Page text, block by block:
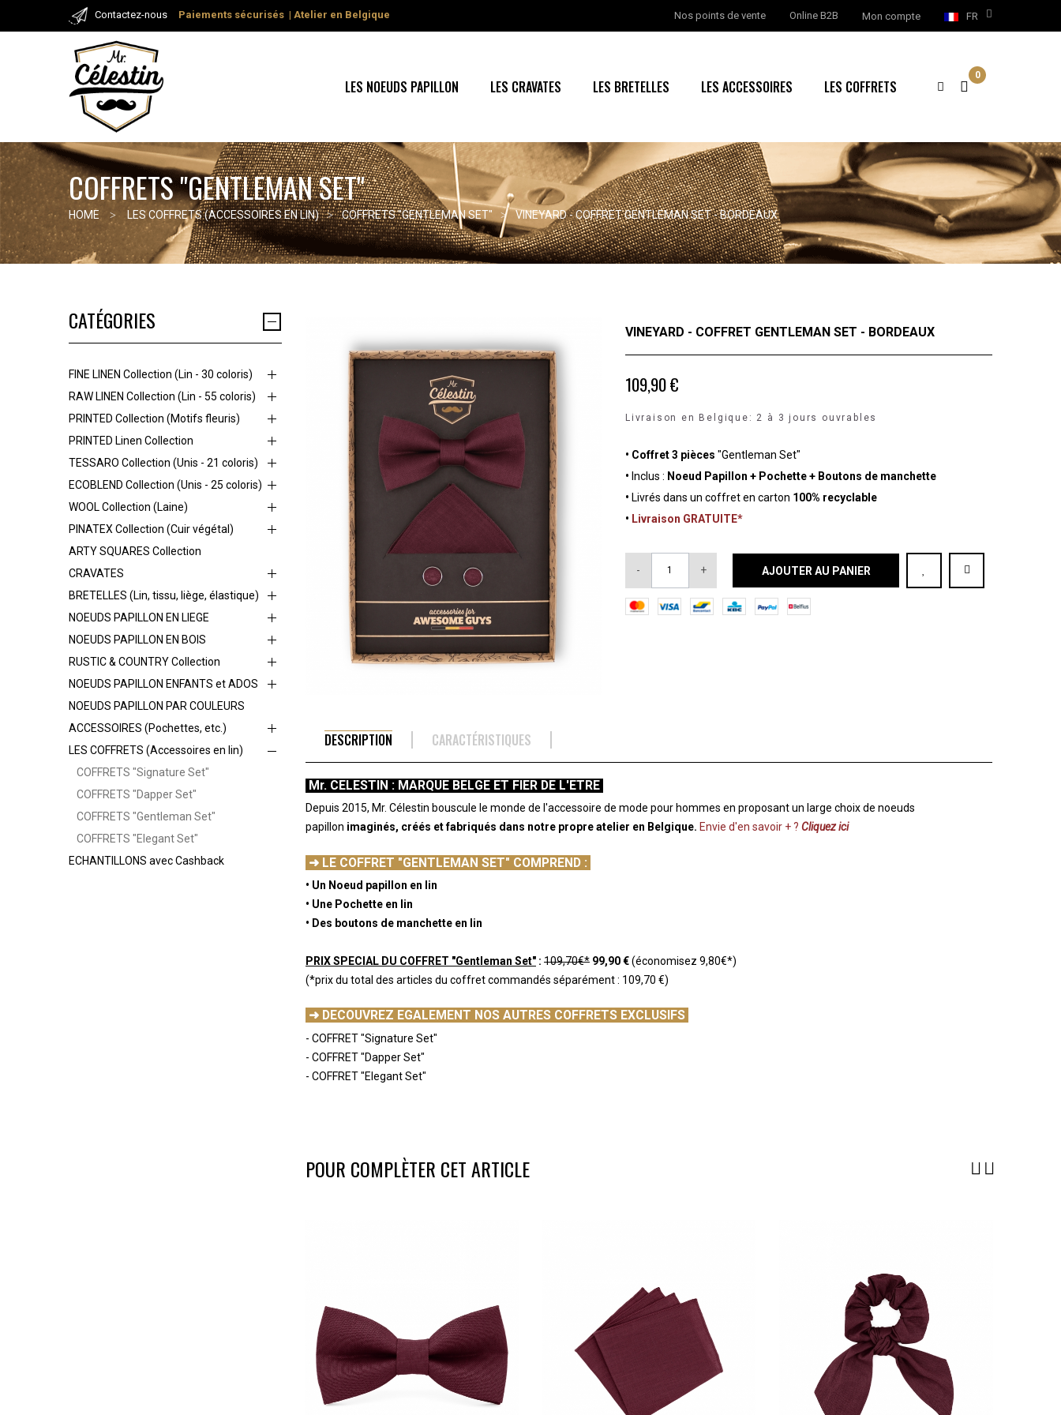
Contactez-nous Paiements sécurisés | Atelier en Belgique FR
Mon compte
Online B2B
Nos points de vente
LES NOEUDS PAPILLON LES CRAVATES LES BRETELLES LES ACCESSOIRES LES COFFRETS
0
COFFRETS "GENTLEMAN SET"
HOME LES COFFRETS (ACCESSOIRES EN LIN) COFFRETS "GENTLEMAN SET" VINEYARD - COFFRET GENTLEMAN SET - BORDEAUX
CATÉGORIES
FINE LINEN Collection (Lin - 30 coloris)
RAW LINEN Collection (Lin - 55 coloris)
PRINTED Collection (Motifs fleuris)
PRINTED Linen Collection
TESSARO Collection (Unis - 21 coloris)
ECOBLEND Collection (Unis - 25 coloris)
WOOL Collection (Laine)
PINATEX Collection (Cuir végétal)
ARTY SQUARES Collection
CRAVATES
BRETELLES (Lin, tissu, liège, élastique)
NOEUDS PAPILLON EN LIEGE
NOEUDS PAPILLON EN BOIS
RUSTIC & COUNTRY Collection
NOEUDS PAPILLON ENFANTS et ADOS
NOEUDS PAPILLON PAR COULEURS
ACCESSOIRES (Pochettes, etc.)
LES COFFRETS (Accessoires en lin)
COFFRETS "Signature Set"
COFFRETS "Dapper Set"
COFFRETS "Gentleman Set"
COFFRETS "Elegant Set"
ECHANTILLONS avec Cashback
VINEYARD - COFFRET GENTLEMAN SET - BORDEAUX
109,90 €
Livraison en Belgique: 2 à 3 jours ouvrables
• Coffret 3 pièces "Gentleman Set"
• Inclus : Noeud Papillon + Pochette+ Boutons de manchette
• Livrés dans un coffret en carton 100% recyclable
• Livraison GRATUITE*
- + AJOUTER AU PANIER
DESCRIPTION CARACTÉRISTIQUES
Mr. CELESTIN : MARQUE BELGE ET FIER DE L'ETRE
Depuis 2015, Mr. Célestin bouscule le monde de l'accessoire de mode pour hommes en proposant un large choix de noeuds
papillon imaginés, créés et fabriqués dans notre propre atelier en Belgique. Envie d'en savoir + ? Cliquez ici
➜ LE COFFRET "GENTLEMAN SET" COMPREND :
• Un Noeud papillon en lin
• Une Pochette en lin
• Des boutons de manchette en lin
PRIX SPECIAL DU COFFRET "Gentleman Set" : 109,70€* 99,90 €(économisez 9,80€*)
(*prix du total des articles du coffret commandés séparément : 109,70 €)
➜ DECOUVREZ EGALEMENT NOS AUTRES COFFRETS EXCLUSIFS
- COFFRET "Signature Set"
- COFFRET "Dapper Set"
- COFFRET "Elegant Set"
POUR COMPLÈTER CET ARTICLE